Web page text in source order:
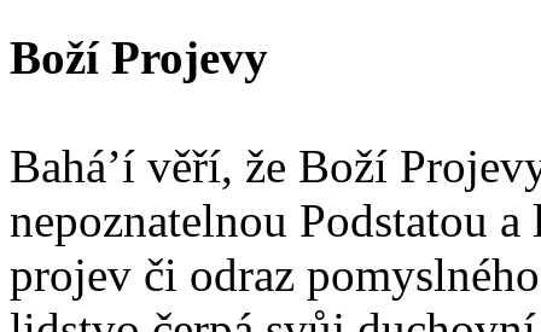
Boží Projevy
Bahá’í věří, že Boží
nepoznatelnou Podstatou
projev či odraz